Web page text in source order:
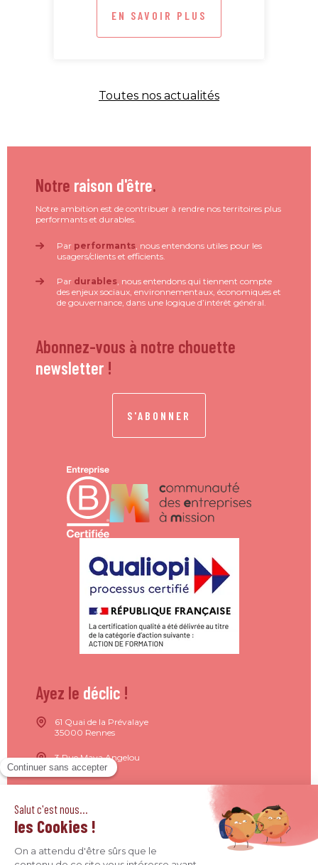
EN SAVOIR PLUS
Toutes nos actualités
Notre raison d'être.
Notre ambition est de contribuer à rendre nos territoires plus
performants et durables.
Par performants, nous entendons utiles pour les
usagers/clients et efficients.
Par durables, nous entendons qui tiennent compte
des enjeux sociaux, environnementaux, économiques et
de gouvernance, dans une logique d’intérêt général.
Abonnez-vous à notre chouette
newsletter !
S'ABONNER
Ayez le déclic !
61 Quai de la Prévalaye
35000 Rennes
3 Rue Maya Angelou
44200 Nantes
4 Quai Jean Moulin